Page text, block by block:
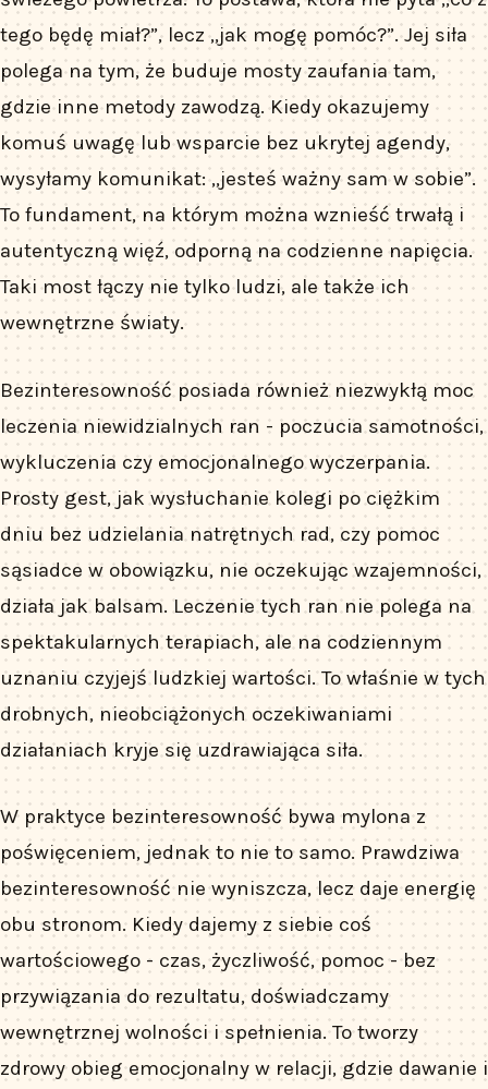
tego będę miał?”, lecz „jak mogę pomóc?”. Jej siła
polega na tym, że buduje mosty zaufania tam,
gdzie inne metody zawodzą. Kiedy okazujemy
komuś uwagę lub wsparcie bez ukrytej agendy,
wysyłamy komunikat: „jesteś ważny sam w sobie”.
To fundament, na którym można wznieść trwałą i
autentyczną więź, odporną na codzienne napięcia.
Taki most łączy nie tylko ludzi, ale także ich
wewnętrzne światy.
Bezinteresowność posiada również niezwykłą moc
leczenia niewidzialnych ran - poczucia samotności,
wykluczenia czy emocjonalnego wyczerpania.
Prosty gest, jak wysłuchanie kolegi po ciężkim
dniu bez udzielania natrętnych rad, czy pomoc
sąsiadce w obowiązku, nie oczekując wzajemności,
działa jak balsam. Leczenie tych ran nie polega na
spektakularnych terapiach, ale na codziennym
uznaniu czyjejś ludzkiej wartości. To właśnie w tych
drobnych, nieobciążonych oczekiwaniami
działaniach kryje się uzdrawiająca siła.
W praktyce bezinteresowność bywa mylona z
poświęceniem, jednak to nie to samo. Prawdziwa
bezinteresowność nie wyniszcza, lecz daje energię
obu stronom. Kiedy dajemy z siebie coś
wartościowego - czas, życzliwość, pomoc - bez
przywiązania do rezultatu, doświadczamy
wewnętrznej wolności i spełnienia. To tworzy
zdrowy obieg emocjonalny w relacji, gdzie dawanie i